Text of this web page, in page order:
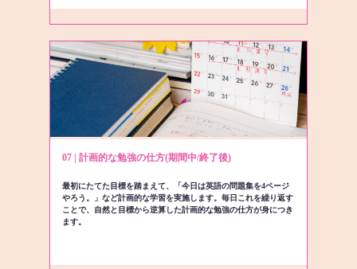
07 | 計画的な勉強の仕方(期間中/終了後)
最初にたてた目標を踏まえて、「今日は英語の問題集を4ページ
やろう。」など計画的な学習を実施します。毎日これを繰り返す
ことで、自然と目標から逆算した計画的な勉強の仕方が身につき
ます。